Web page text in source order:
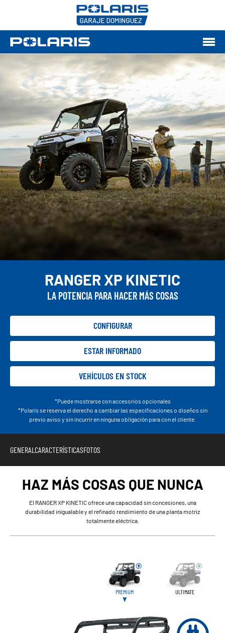
RANGER XP KINETIC
LA POTENCIA PARA HACER MÁS COSAS
CONFIGURAR
ESTAR INFORMADO
VEHÍCULOS EN STOCK
*Puede mostrarse con accesorios opcionales
*Polaris se reserva el derecho a cambiar las especificaciones o diseños sin
previo aviso y sin incurrir en ninguna obligación para con el cliente.
GENERALCARACTERÍSTICASFOTOS
HAZ MÁS COSAS QUE NUNCA
El RANGER XP KINETIC ofrece una capacidad sin concesiones, una
durabilidad inigualable y el refinado rendimiento de una planta motriz
totalmente eléctrica.
PREMIUM ULTIMATE